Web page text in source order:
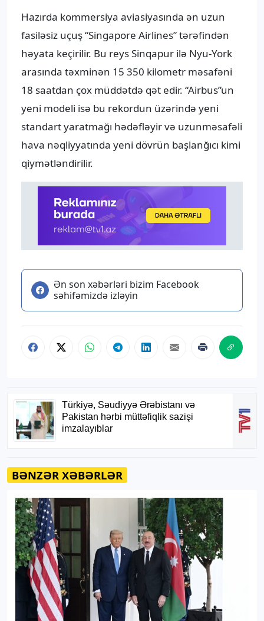
Hazırda kommersiya aviasiyasında ən uzun
fasiləsiz uçuş “Singapore Airlines” tərəfindən
həyata keçirilir. Bu reys Sinqapur ilə Nyu-York
arasında təxminən 15 350 kilometr məsafəni
18 saatdan çox müddətdə qət edir. “Airbus”un
yeni modeli isə bu rekordun üzərində yeni
standart yaratmağı hədəfləyir və uzunməsafəli
hava nəqliyyatında yeni dövrün başlanğıcı kimi
qiymətləndirilir.
Ən son xəbərləri bizim Facebook
səhifəmizdə izləyin
BƏNZƏR XƏBƏRLƏR